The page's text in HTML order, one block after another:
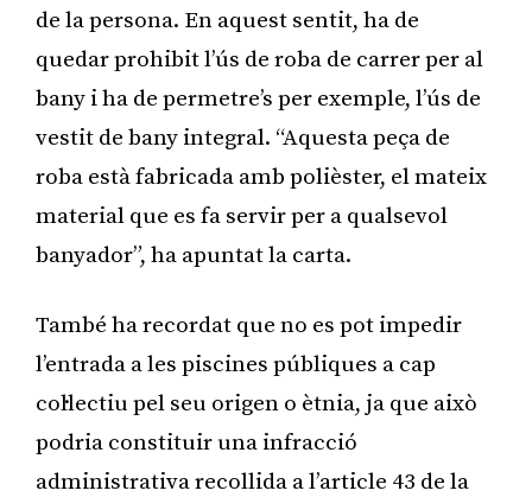
de la persona. En aquest sentit, ha de
quedar prohibit l’ús de roba de carrer per al
bany i ha de permetre’s per exemple, l’ús de
vestit de bany integral. “Aquesta peça de
roba està fabricada amb polièster, el mateix
material que es fa servir per a qualsevol
banyador”, ha apuntat la carta.
També ha recordat que no es pot impedir
l’entrada a les piscines públiques a cap
col·lectiu pel seu origen o ètnia, ja que això
podria constituir una infracció
administrativa recollida a l’article 43 de la